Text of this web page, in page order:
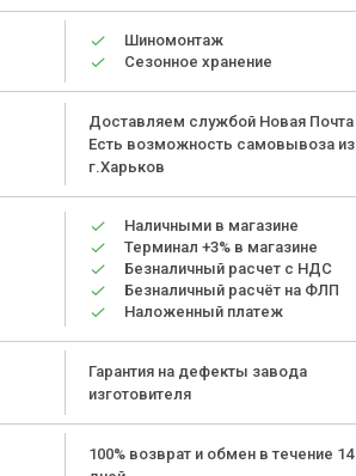
Шиномонтаж
Сезонное хранение
Доставляем службой Новая Почта
Есть возможность самовывоза из
г.Харьков
Наличными в магазине
Терминал +3% в магазине
Безналичный расчет с НДС
Безналичный расчёт на ФЛП
Наложенный платеж
Гарантия на дефекты завода
изготовителя
100% возврат и обмен в течение 14